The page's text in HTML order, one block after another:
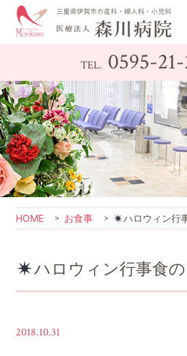
TEL. 0595-
HOME お食事 ハロウィン行
ハロウィン行事食
2018.10.31